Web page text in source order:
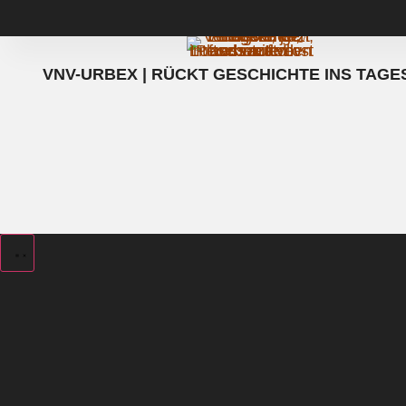
VNV-URBEX | RÜCKT GESCHICHTE INS